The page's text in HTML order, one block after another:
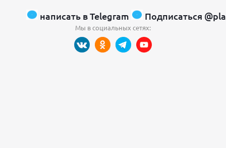
написать в Telegram Подписаться
Мы в социальных сетях: